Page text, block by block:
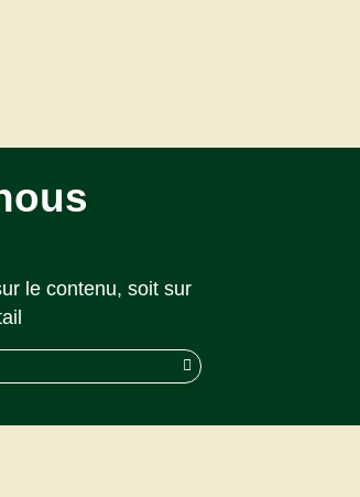
le contenu, soit sur